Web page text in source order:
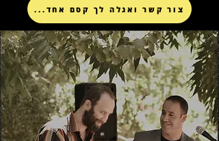
...צור קשר ואגלה לך קסם אחד